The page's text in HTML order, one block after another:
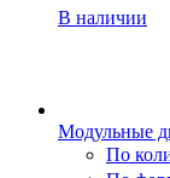
В наличии
Модульные
По